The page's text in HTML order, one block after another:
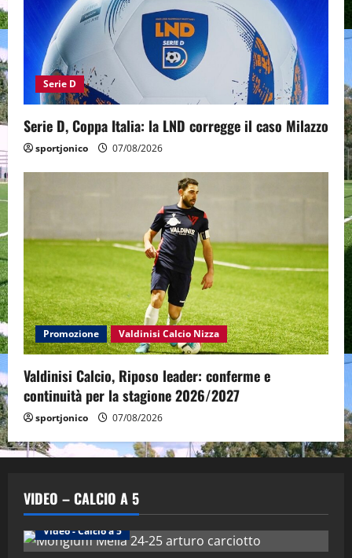
Serie D
Serie D, Coppa Italia: la LND corregge il caso Milazzo
sportjonico 07/08/2026
Promozione Valdinisi Calcio Nizza
Valdinisi Calcio, Riposo leader: conferme e
continuità per la stagione 2026/2027
sportjonico 07/08/2026
VIDEO – CALCIO A 5
Altri Sport Calcio a 5 Maschile
Video - Calcio a 5